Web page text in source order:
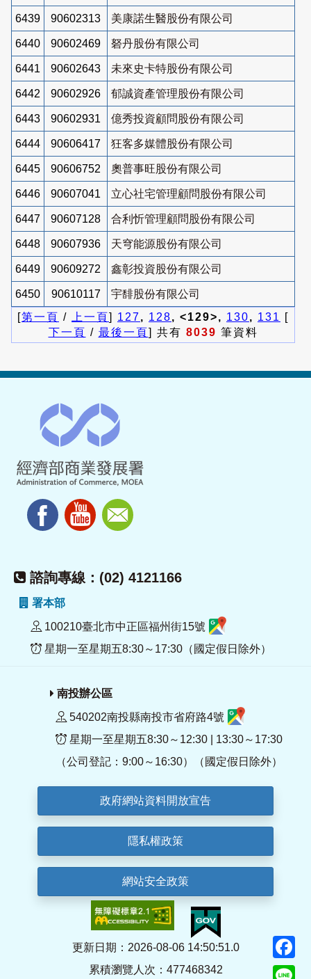
6439 90602313 美康諾生醫股份有限公司
6440 90602469 砮丹股份有限公司
6441 90602643 未來史卡特股份有限公司
6442 90602926 郁誠資產管理股份有限公司
6443 90602931 億秀投資顧問股份有限公司
6444 90606417 狂客多媒體股份有限公司
6445 90606752 奧普事旺股份有限公司
6446 90607041 立心社宅管理顧問股份有限公司
6447 90607128 合利忻管理顧問股份有限公司
6448 90607936 天穹能源股份有限公司
6449 90609272 鑫彰投資股份有限公司
6450 90610117
宇馡股份有限公司
[第一頁 / 上一頁] 127, 128, <129>, 130, 131
[
下一頁 / 最後一頁] 共有 8039 筆資料
諮詢專線：(02) 4121166
署本部
100210臺北市中正區福州街15號
星期一至星期五8:30～17:30（國定假日除外）
南投辦公區
540202南投縣南投市省府路4號
星期一至星期五8:30～12:30 | 13:30～17:30
（公司登記：9:00～16:30）（國定假日除外）
政府網站資料開放宣告
隱私權政策
網站安全政策
更新日期：2026-08-06 14:50:51.0
累積瀏覽人次：477468342